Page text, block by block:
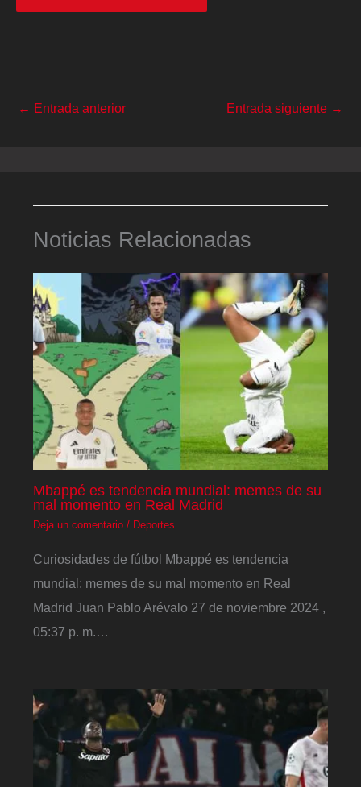
← Entrada anterior Entrada siguiente →
Noticias Relacionadas
Mbappé es tendencia mundial: memes de su
mal momento en Real Madrid
Deja un comentario / Deportes
Curiosidades de fútbol Mbappé es tendencia
mundial: memes de su mal momento en Real
Madrid Juan Pablo Arévalo 27 de noviembre 2024 ,
05:37 p. m.…